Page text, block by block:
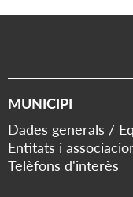
MUNICIPI
Dades generals
Entitats i
Telèfons d'interès